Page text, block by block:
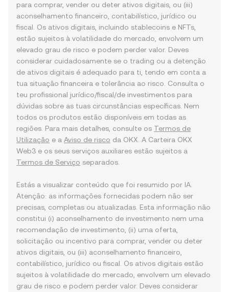
para comprar, vender ou deter ativos digitais, ou (iii)
aconselhamento financeiro, contabilístico, jurídico ou
fiscal. Os ativos digitais, incluindo stablecoins e NFTs,
estão sujeitos à volatilidade do mercado, envolvem um
elevado grau de risco e podem perder valor. Deves
considerar cuidadosamente se o trading ou a detenção
de ativos digitais é adequado para ti, tendo em conta a
tua situação financeira e tolerância ao risco. Consulta o
teu profissional jurídico/fiscal/de investimentos para
dúvidas sobre as tuas circunstâncias específicas. Nem
todos os produtos estão disponíveis em todas as
regiões. Para mais detalhes, consulte os Termos de
Utilização e a Aviso de risco da OKX. A Carteira OKX
Web3 e os seus serviços auxiliares estão sujeitos a
Termos de Serviço separados.
Estás a visualizar conteúdo que foi resumido por IA.
Atenção: as informações fornecidas podem não ser
precisas, completas ou atualizadas. Esta informação não
constitui (i) aconselhamento de investimento nem uma
recomendação de investimento, (ii) uma oferta,
solicitação ou incentivo para comprar, vender ou deter
ativos digitais, ou (iii) aconselhamento financeiro,
contabilístico, jurídico ou fiscal. Os ativos digitais estão
sujeitos à volatilidade do mercado, envolvem um elevado
grau de risco e podem perder valor. Deves considerar